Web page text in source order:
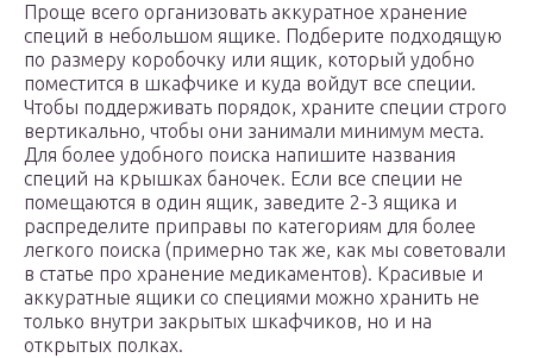
Проще всего организовать аккуратное хранение
специй в небольшом ящике. Подберите подходящую
по размеру коробочку или ящик, который удобно
поместится в шкафчике и куда войдут все специи.
Чтобы поддерживать порядок, храните специи строго
вертикально, чтобы они занимали минимум места.
Для более удобного поиска напишите названия
специй на крышках баночек. Если все специи не
помещаются в один ящик, заведите 2-3 ящика и
распределите приправы по категориям для более
легкого поиска (примерно так же, как мы советовали
в статье про хранение медикаментов). Красивые и
аккуратные ящики со специями можно хранить не
только внутри закрытых шкафчиков, но и на
открытых полках.